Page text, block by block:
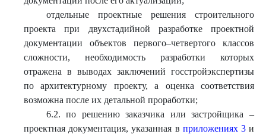
отдельные проектные решения строительного
проекта при двухстадийной разработке проектной
документации объектов первого–четвертого классов
сложности, необходимость разработки которых
отражена в выводах заключений госстройэкспертизы
по архитектурному проекту, а оценка соответствия
возможна после их детальной проработки;
6.2. по решению заказчика или застройщика –
проектная документация, указанная в приложениях 3и